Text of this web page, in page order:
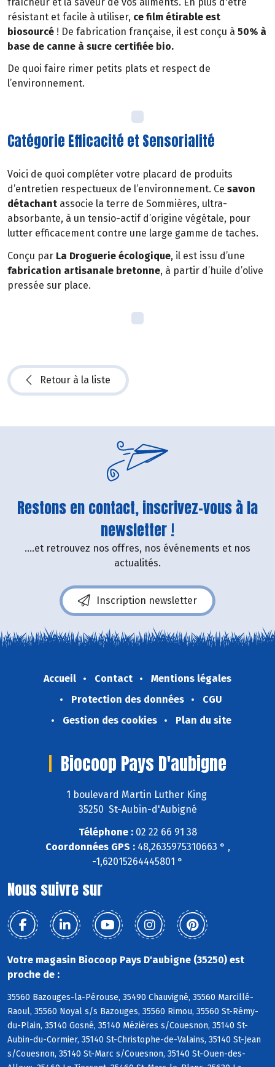
résistant et facile à utiliser, ce film étirable est
biosourcé ! De fabrication française, il est conçu à 50% à
base de canne à sucre certifiée bio.
De quoi faire rimer petits plats et respect de
l’environnement.
Catégorie Efficacité et Sensorialité
Voici de quoi compléter votre placard de produits
d’entretien respectueux de l’environnement. Ce savon
détachant associe la terre de Sommières, ultra-
absorbante, à un tensio-actif d’origine végétale, pour
lutter efficacement contre une large gamme de taches.
Conçu par La Droguerie écologique, il est issu d’une
fabrication artisanale bretonne, à partir d’huile d’olive
pressée sur place.
Retour à la liste
Restons en contact, inscrivez-vous à la
newsletter !
....et retrouvez nos offres, nos événements et nos
actualités.
Inscription newsletter
Accueil Contact
Mentions légales
Protection des données
CGU
Gestion des cookies
Plan du site
Biocoop Pays D'aubigne
1 boulevard Martin Luther King
35250 St-Aubin-d'Aubigné
Téléphone :02 22 66 91 38
Coordonnées GPS :48,2635975310663 ° ,
-1,62015264445801 °
Nous suivre sur
Votre magasin Biocoop Pays D'aubigne (35250) est
proche de :
35560 Bazouges-la-Pérouse, 35490 Chauvigné, 35560 Marcillé-
Raoul, 35560 Noyal s/s Bazouges, 35560 Rimou, 35560 St-Rémy-
du-Plain, 35140 Gosné, 35140 Mézières s/Couesnon, 35140 St-
Aubin-du-Cormier, 35140 St-Christophe-de-Valains, 35140 St-Jean
s/Couesnon, 35140 St-Marc s/Couesnon, 35140 St-Ouen-des-